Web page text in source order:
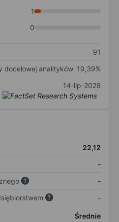
1
0
91
docelowej analityków 19,39%
14-lip-2026
22,12
-
-
-
Średnie